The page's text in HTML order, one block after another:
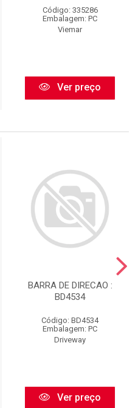
Código: 335286
Embalagem: PC
Viemar
Ver preço
BARRA DE DIRECAO :
BD4534
Código: BD4534
Embalagem: PC
Driveway
Ver preço